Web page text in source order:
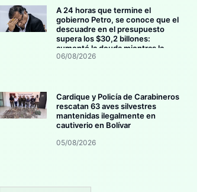
A 24 horas que termine el
gobierno Petro, se conoce que el
descuadre en el presupuesto
supera los $30,2 billones:
aumentó la deuda mientras la
inversión se estanca
06/08/2026
Cardique y Policía de Carabineros
rescatan 63 aves silvestres
mantenidas ilegalmente en
cautiverio en Bolívar
05/08/2026